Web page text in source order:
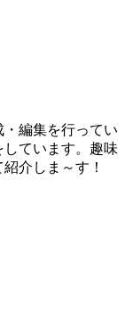
編集を行ってい
ています。趣味
介しま～す！